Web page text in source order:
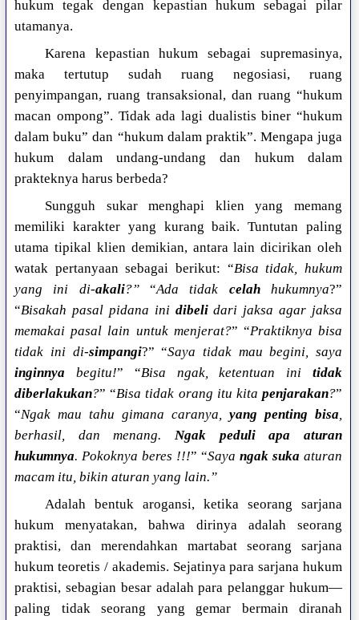
hukum tegak dengan kepastian hukum sebagai pilar
utamanya.
Karena kepastian hukum sebagai supremasinya,
maka tertutup sudah ruang negosiasi, ruang
penyimpangan, ruang transaksional, dan ruang “hukum
macan ompong”. Tidak ada lagi dualistis biner “hukum
dalam buku” dan “hukum dalam praktik”. Mengapa juga
hukum dalam undang-undang dan hukum dalam
prakteknya harus berbeda?
Sungguh sukar menghapi klien yang memang
memiliki karakter yang kurang baik. Tuntutan paling
utama tipikal klien demikian, antara lain dicirikan oleh
watak pertanyaan sebagai berikut: “Bisa tidak, hukum
yang ini di-akali?”“Ada tidak celahhukumnya?”
“Bisakah pasal pidana ini dibelidari jaksa agar jaksa
memakai pasal lain untuk menjerat?” “Praktiknya bisa
tidak ini di-simpangi?” “Saya tidak mau begini, saya
inginnya begitu!” “Bisa ngak, ketentuan initidak
diberlakukan?” “Bisa tidak orang itu kitapenjarakan?”
“Ngak mau tahu gimana caranya,yang penting bisa,
berhasil, dan menang.Ngak peduli apa aturan
hukumnya. Pokoknya beres !!!” “Sayangak suka aturan
macam itu, bikin aturan yang lain.”
Adalah bentuk arogansi, ketika seorang sarjana
hukum menyatakan, bahwa dirinya adalah seorang
praktisi, dan merendahkan martabat seorang sarjana
hukum teoretis / akademis. Sejatinya para sarjana hukum
praktisi, sebagian besar adalah para pelanggar hukum—
paling tidak seorang yang gemar bermain diranah